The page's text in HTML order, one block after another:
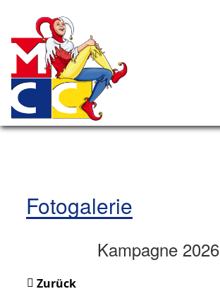
Fotogalerie
Kampagne 2026
Zurück